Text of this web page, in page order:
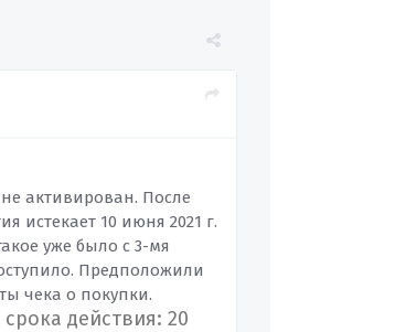
активирован. После
истекает 10 июня 2021 г.
уже было с 3-мя
Предположили
чека о покупки.
действия: 20